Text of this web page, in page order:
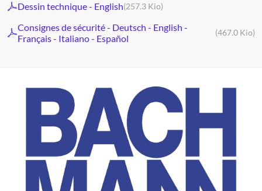
Dessin technique - English(257.3 Kio)
Consignes de sécurité - Deutsch - English -
Français - Italiano - Español
(467.0 Kio)